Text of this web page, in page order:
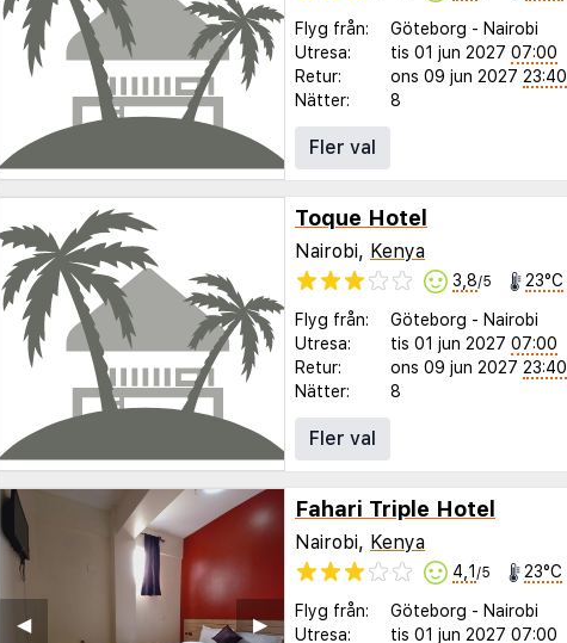
Flyg från: Göteborg - Nairobi
Utresa:
tis 01 jun 2027 07:00
Retur:
ons 09 jun 2027 23:40
Nätter:
8
Fler val
Toque Hotel
Nairobi, Kenya
3,8/5 23°C
Flyg från: Göteborg - Nairobi
Utresa:
tis 01 jun 2027 07:00
Retur:
ons 09 jun 2027 23:40
Nätter:
8
Fler val
▶︎
◀︎
Fahari Triple Hotel
Nairobi, Kenya
4,1 /5 23°C
Flyg från: Göteborg - Nairobi
Utresa:
tis 01 jun 2027 07:00